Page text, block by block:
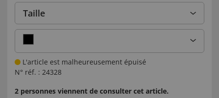
Taille
L'article est malheureusement épuisé
N° réf. : 24328
2 personnes viennent de consulter cet article.